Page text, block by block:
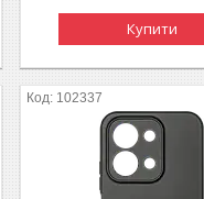
Купити
102337